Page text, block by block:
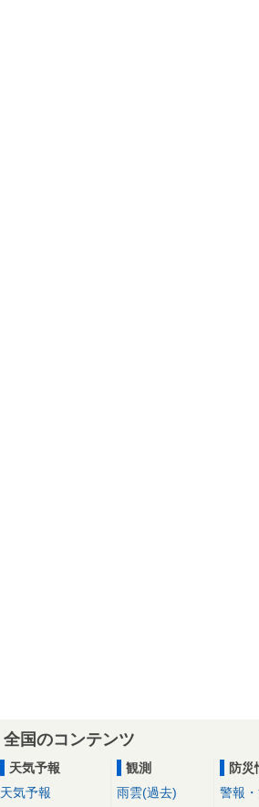
全国のコンテンツ
天気予報
天気予報
観測
雨雲(過去)
防災
警報